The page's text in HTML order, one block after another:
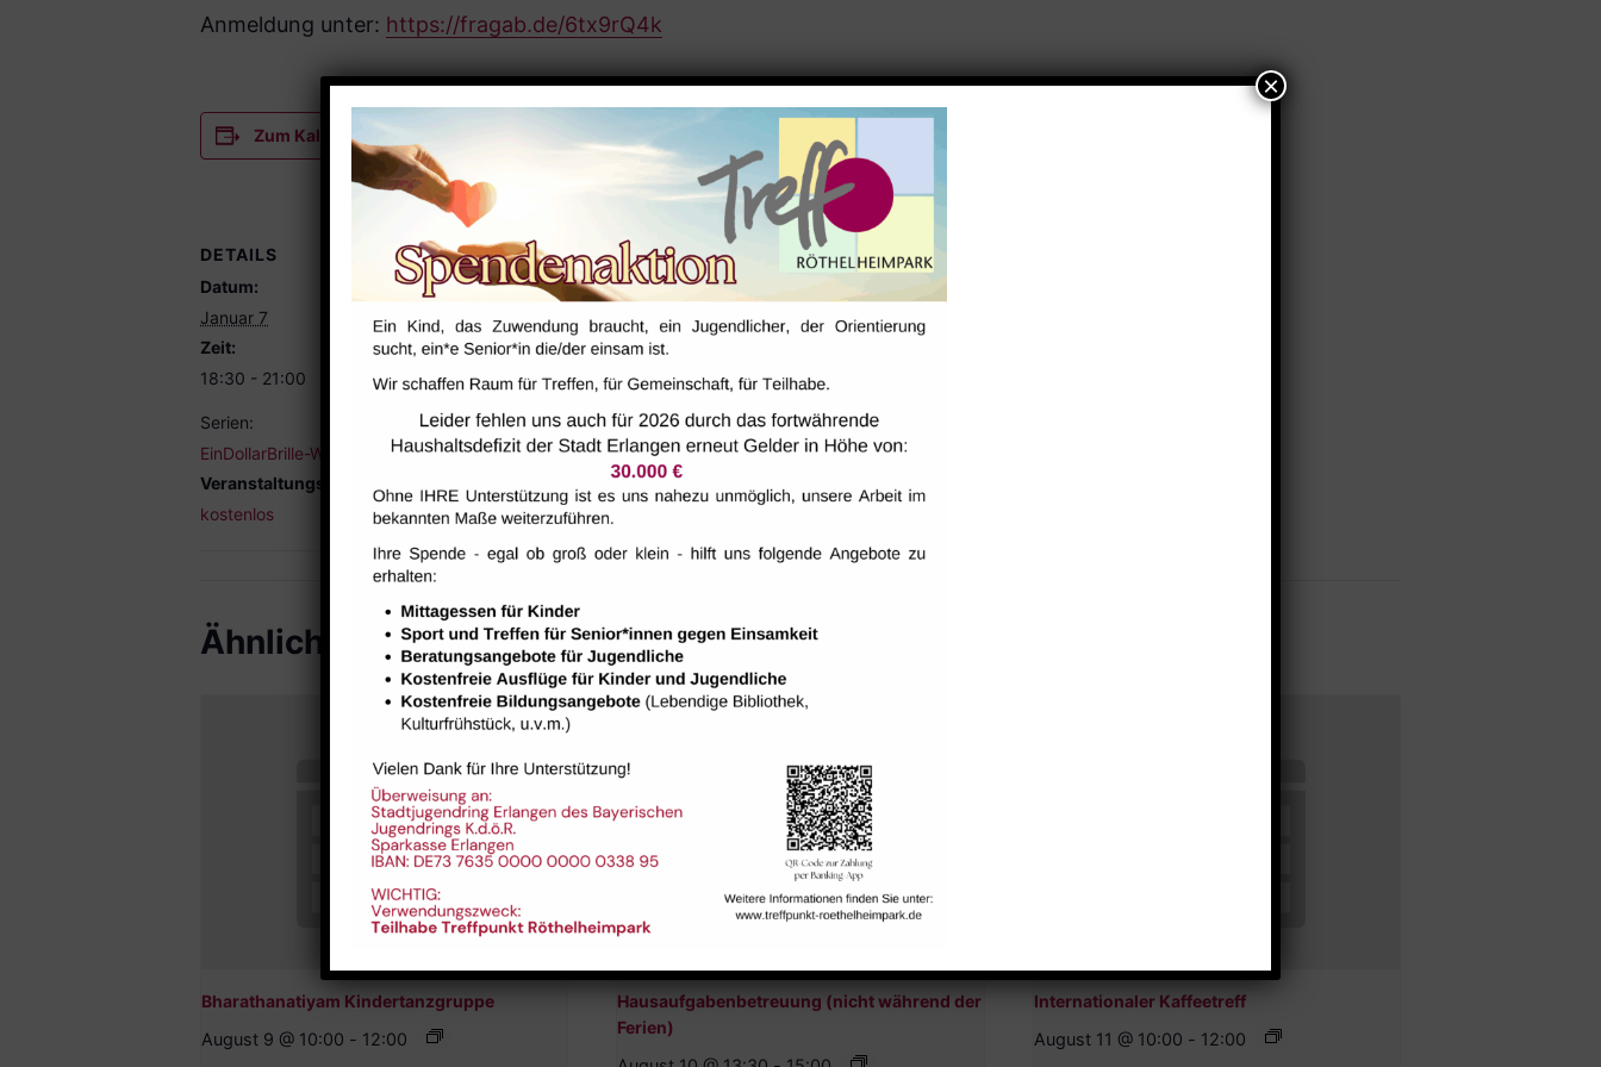
Anmeldung unter: https://fragab.de/6tx9rQ4k
Zum Kalender hinzufügen
DETAILS
Datum:
Januar 7
Zeit:
18:30 - 21:00
Serien:
EinDollarBrille-Werkstatt
Veranstaltungskategorie:
kostenlos
VERANSTALTUNGSORT
Werkraum 106
Ähnliche Veranstaltungen
Bharathanatiyam Kindertanzgruppe
August 9 @ 10:00 - 12:00
Hausaufgabenbetreuung (nicht während der
Ferien)
Internationaler Kaffeetreff
August 11 @ 10:00 - 12:00